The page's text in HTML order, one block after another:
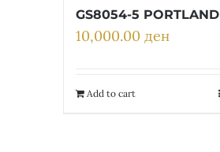
GS8054-5 PORTLAND
10,000.00 ден
Add to cart